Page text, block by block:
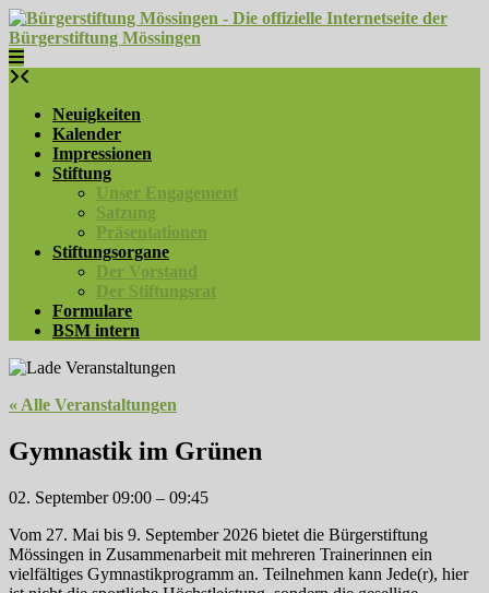
Skip
to
content
Neuigkeiten
Kalender
Impressionen
Stiftung
Unser Engagement
Satzung
Präsentationen
Stiftungsorgane
Der Vorstand
Der Stiftungsrat
Formulare
BSM intern
« Alle Veranstaltungen
Gymnastik im Grünen
02. September09:00 – 09:45
Vom 27. Mai bis 9. September 2026 bietet die Bürgerstiftung
Mössingen in Zusammenarbeit mit mehreren Trainerinnen ein
vielfältiges Gymnastikprogramm an. Teilnehmen kann Jede(r), hier